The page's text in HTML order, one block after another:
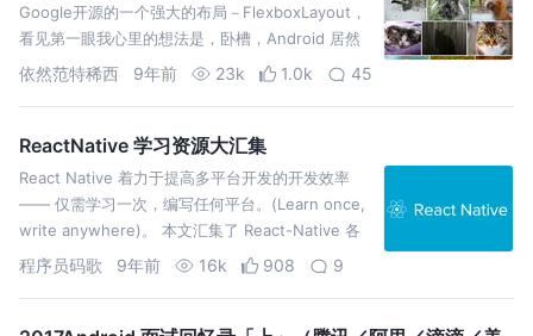
Google开源的一个强大的布局－FlexboxLayout，
看见第一眼我心里的想法是，卧槽，Android 居然
有这么一个强大的布局。作为一个有好奇心的工程
依然范特稀西 9年前 23k 1.0k 45
ReactNative 学习资源大汇集
React Native 着力于提高多平台开发的开发效率
—— 仅需学习一次，编写任何平台。(Learn once,
write anywhere)。 本文汇集了 React-Native 各
类学习资源，方便大家学习，同时还有 [Awesome
程序员码歌 9年前 16k 908 9